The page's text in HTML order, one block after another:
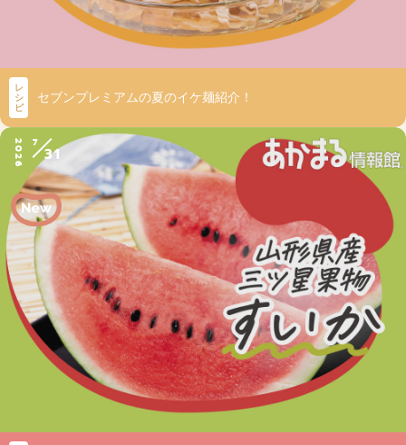
レ
シ
ピ
セブンプレミアムの夏のイケ麺紹介！
2026 7
31